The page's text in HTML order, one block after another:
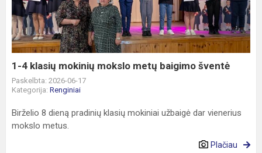
mokinių
mokslo
metų
baigimo
šventė
1-4 klasių mokinių mokslo metų baigimo šventė
Paskelbta: 2026-06-17
Kategorija: Renginiai
Birželio 8 dieną pradinių klasių mokiniai užbaigė dar vienerius
mokslo metus.
Plačiau